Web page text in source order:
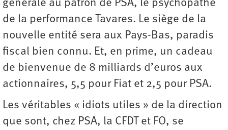
générale au patron de PSA, le psychopathe
de la performance Tavares. Le siège de la
nouvelle entité sera aux Pays-Bas, paradis
fiscal bien connu. Et, en prime, un cadeau
de bienvenue de 8 milliards d’euros aux
actionnaires, 5,5 pour Fiat et 2,5 pour PSA.
Les véritables « idiots utiles » de la direction
que sont, chez PSA, la CFDT et FO, se